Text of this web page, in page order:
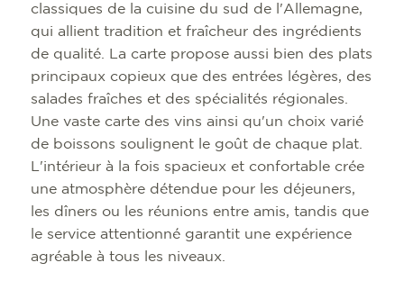
classiques de la cuisine du sud de l'Allemagne,
qui allient tradition et fraîcheur des ingrédients
de qualité. La carte propose aussi bien des plats
principaux copieux que des entrées légères, des
salades fraîches et des spécialités régionales.
Une vaste carte des vins ainsi qu'un choix varié
de boissons soulignent le goût de chaque plat.
L'intérieur à la fois spacieux et confortable crée
une atmosphère détendue pour les déjeuners,
les dîners ou les réunions entre amis, tandis que
le service attentionné garantit une expérience
agréable à tous les niveaux.